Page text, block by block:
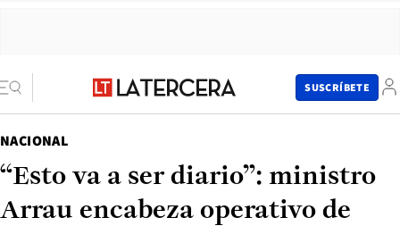
SUSCRÍBETE
NACIONAL
“Esto va a ser diario”: ministro
Arrau encabeza operativo de